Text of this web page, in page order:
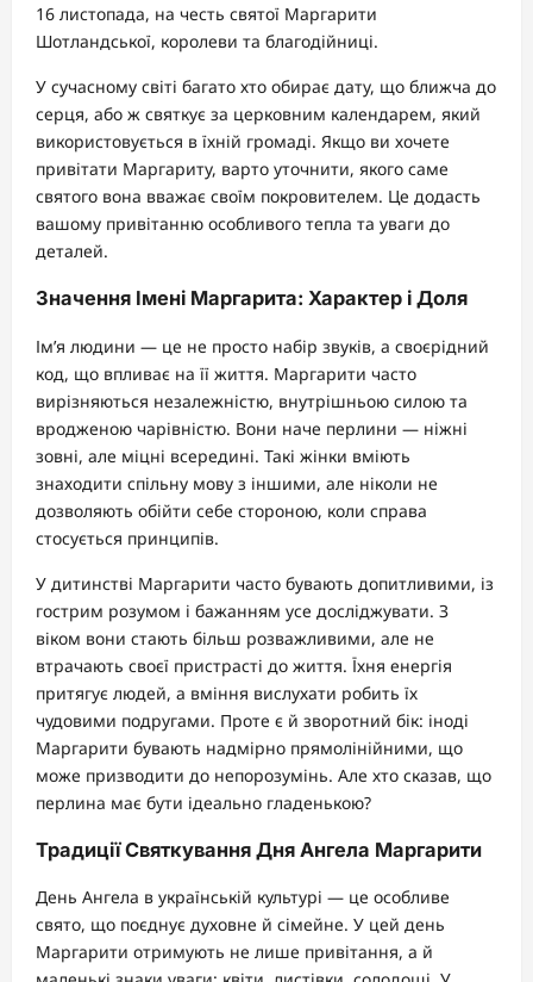
16 листопада, на честь святої Маргарити
Шотландської, королеви та благодійниці.
У сучасному світі багато хто обирає дату, що ближча до
серця, або ж святкує за церковним календарем, який
використовується в їхній громаді. Якщо ви хочете
привітати Маргариту, варто уточнити, якого саме
святого вона вважає своїм покровителем. Це додасть
вашому привітанню особливого тепла та уваги до
деталей.
Значення Імені Маргарита: Характер і Доля
Ім’я людини — це не просто набір звуків, а своєрідний
код, що впливає на її життя. Маргарити часто
вирізняються незалежністю, внутрішньою силою та
вродженою чарівністю. Вони наче перлини — ніжні
зовні, але міцні всередині. Такі жінки вміють
знаходити спільну мову з іншими, але ніколи не
дозволяють обійти себе стороною, коли справа
стосується принципів.
У дитинстві Маргарити часто бувають допитливими, із
гострим розумом і бажанням усе досліджувати. З
віком вони стають більш розважливими, але не
втрачають своєї пристрасті до життя. Їхня енергія
притягує людей, а вміння вислухати робить їх
чудовими подругами. Проте є й зворотний бік: іноді
Маргарити бувають надмірно прямолінійними, що
може призводити до непорозумінь. Але хто сказав, що
перлина має бути ідеально гладенькою?
Традиції Святкування Дня Ангела Маргарити
День Ангела в українській культурі — це особливе
свято, що поєднує духовне й сімейне. У цей день
Маргарити отримують не лише привітання, а й